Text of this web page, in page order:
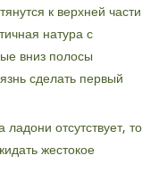
к верхней части
натура с
вниз полосы
сделать первый
отсутствует, то
жестокое